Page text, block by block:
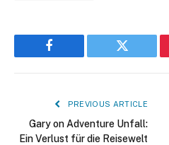
Facebook Twitter
PREVIOUS ARTICLE
Gary on Adventure Unfall:
Ein Verlust für die Reisewelt